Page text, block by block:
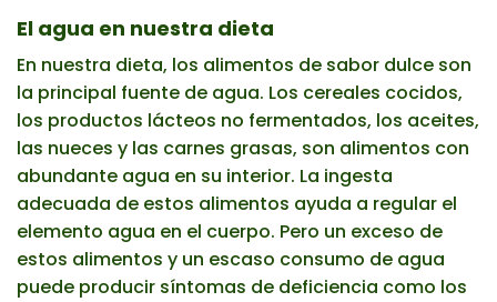
El agua en nuestra dieta
En nuestra dieta, los alimentos de sabor dulce son
la principal fuente de agua. Los cereales cocidos,
los productos lácteos no fermentados, los aceites,
las nueces y las carnes grasas, son alimentos con
abundante agua en su interior. La ingesta
adecuada de estos alimentos ayuda a regular el
elemento agua en el cuerpo. Pero un exceso de
estos alimentos y un escaso consumo de agua
puede producir síntomas de deficiencia como los